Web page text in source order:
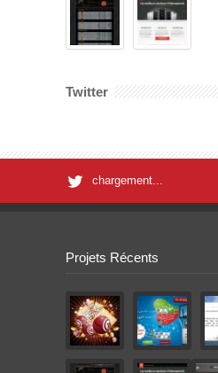
Twitter
chargement...
Projets Récents